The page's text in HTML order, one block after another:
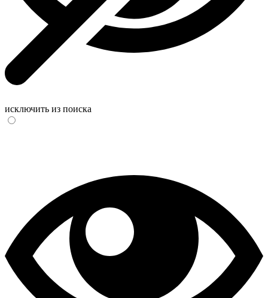
исключить из поиска